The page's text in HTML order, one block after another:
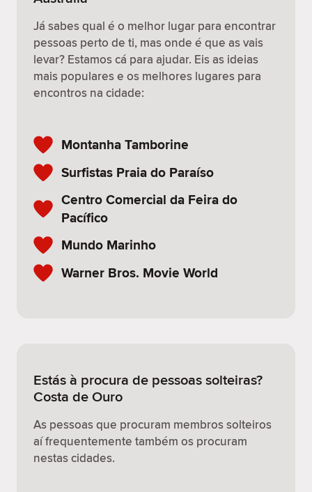
Já sabes qual é o melhor lugar para encontrar
pessoas perto de ti, mas onde é que as vais
levar? Estamos cá para ajudar. Eis as ideias
mais populares e os melhores lugares para
encontros na cidade:
Montanha Tamborine
Surfistas Praia do Paraíso
Centro Comercial da Feira do
Pacífico
Mundo Marinho
Warner Bros. Movie World
Estás à procura de pessoas solteiras?
Costa de Ouro
As pessoas que procuram membros solteiros
aí frequentemente também os procuram
nestas cidades.